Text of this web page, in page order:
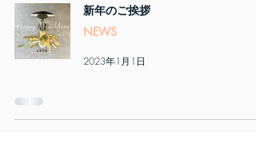
新年のご挨拶
NEWS
2023年1月1日